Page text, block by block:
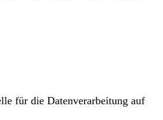
für die Datenverarbeitung auf